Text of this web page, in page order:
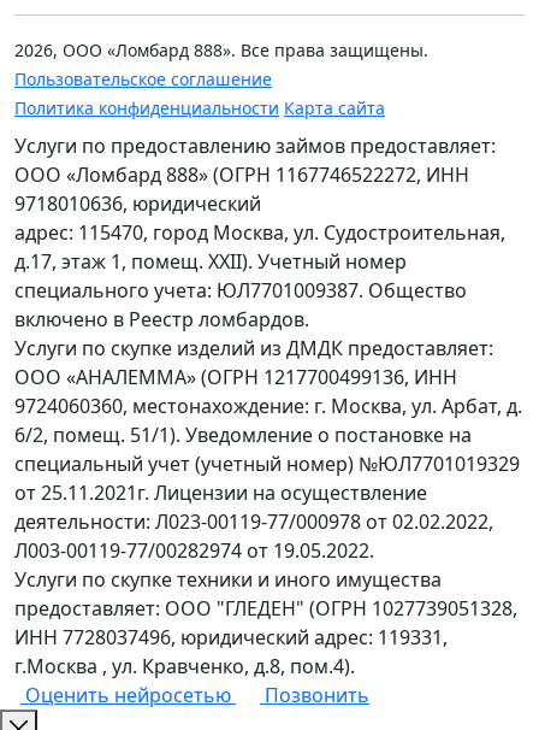
2026, ООО «Ломбард 888». Все права защищены.
Пользовательское соглашение
Политика конфиденциальности Карта сайта
Услуги по предоставлению займов предоставляет:
ООО «Ломбард 888» (ОГРН 1167746522272, ИНН
9718010636, юридический
адрес: 115470, город Москва, ул. Судостроительная,
д.17, этаж 1, помещ. XXII). Учетный номер
специального учета: ЮЛ7701009387. Общество
включено в Реестр ломбардов.
Услуги по скупке изделий из ДМДК предоставляет:
ООО «АНАЛЕММА» (ОГРН 1217700499136, ИНН
9724060360, местонахождение: г. Москва, ул. Арбат, д.
6/2, помещ. 51/1). Уведомление о постановке на
специальный учет (учетный номер) №ЮЛ7701019329
от 25.11.2021г. Лицензии на осуществление
деятельности: Л023-00119-77/000978 от 02.02.2022,
Л003-00119-77/00282974 от 19.05.2022.
Услуги по скупке техники и иного имущества
предоставляет: ООО "ГЛЕДЕН" (ОГРН 1027739051328,
ИНН 7728037496, юридический адрес: 119331,
г.Москва , ул. Кравченко, д.8, пом.4).
Оценить нейросетью
Позвонить